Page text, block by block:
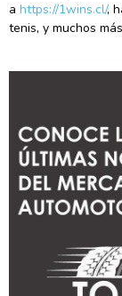
a https://1wins.cl/,
tenis, y muchos